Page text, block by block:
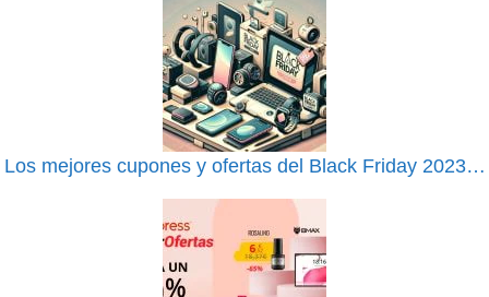
Los mejores cupones y ofertas del Black Friday 2023…